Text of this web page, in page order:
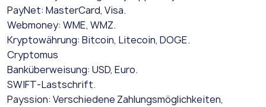
PayNet: MasterCard, Visa.
Webmoney: WME, WMZ.
Kryptowährung: Bitcoin, Litecoin, DOGE.
Cryptomus
Banküberweisung: USD, Euro.
SWIFT-Lastschrift.
Payssion: Verschiedene Zahlungsmöglichkeiten,